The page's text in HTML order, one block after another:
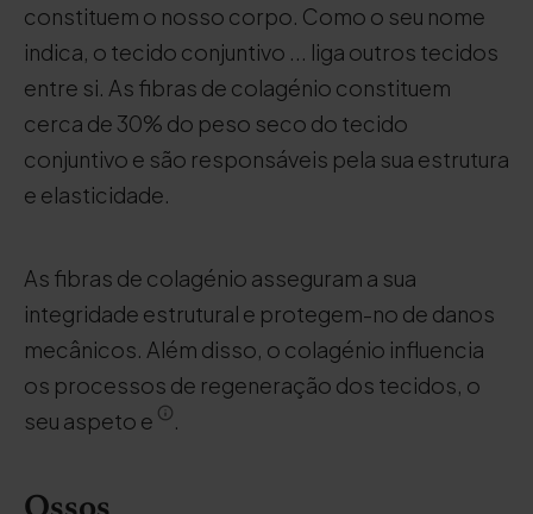
constituem o nosso corpo. Como o seu nome
indica, o tecido conjuntivo ... liga outros tecidos
entre si. As fibras de colagénio constituem
cerca de 30% do peso seco do tecido
conjuntivo e são responsáveis pela sua estrutura
e elasticidade.
As fibras de colagénio asseguram a sua
integridade estrutural e protegem-no de danos
mecânicos. Além disso, o colagénio influencia
os processos de regeneração dos tecidos, o
seu aspeto e
.